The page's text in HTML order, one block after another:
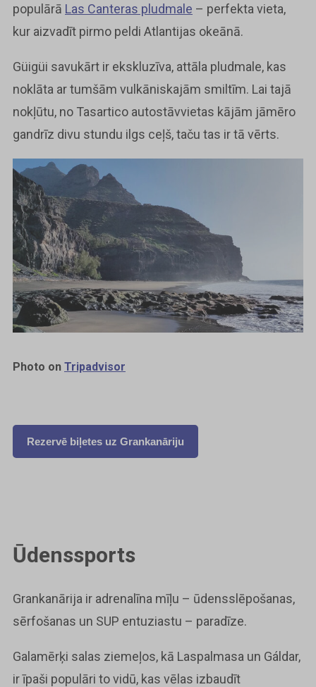
populārā Las Canteras pludmale – perfekta vieta,
kur aizvadīt pirmo peldi Atlantijas okeānā.
Güigüi savukārt ir ekskluzīva, attāla pludmale, kas
noklāta ar tumšām vulkāniskajām smiltīm. Lai tajā
nokļūtu, no Tasartico autostāvvietas kājām jāmēro
gandrīz divu stundu ilgs ceļš, taču tas ir tā vērts.
Photo on Tripadvisor
Rezervē biļetes uz Grankanāriju
Ūdenssports
Grankanārija ir adrenalīna mīļu – ūdensslēpošanas,
sērfošanas un SUP entuziastu – paradīze.
Galamērķi salas ziemeļos, kā Laspalmasa un Gáldar,
ir īpaši populāri to vidū, kas vēlas izbaudīt